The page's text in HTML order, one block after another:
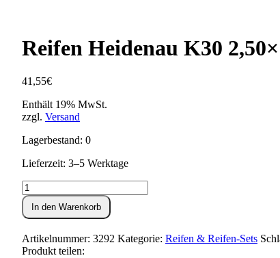
Reifen Heidenau K30
41,55€
Enthält 19% MwSt.
zzgl. Versand
Lagerbestand: 0
Lieferzeit: 3–5 Werktage
Reifen
Heidenau
K30
2,50x16
(20
x
In den Warenkorb
Artikelnummer: 3292 Kategorie: Reifen & Reifen-Sets
Produkt teilen: